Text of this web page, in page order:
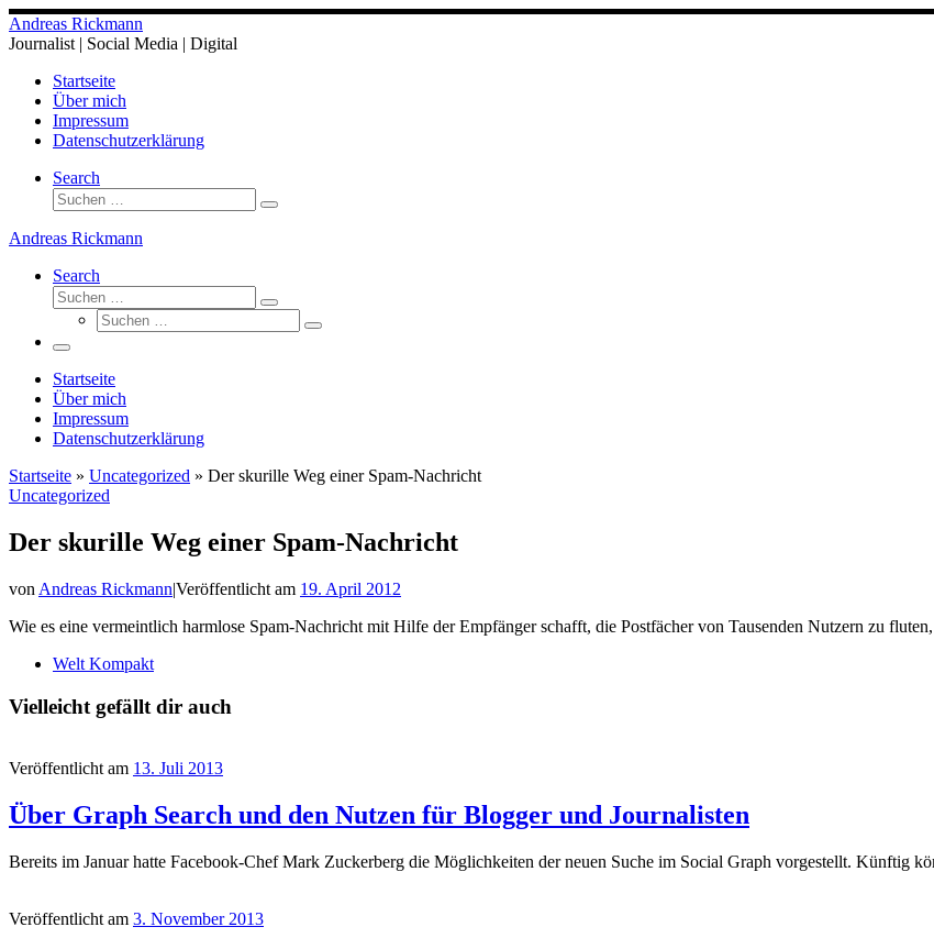
Zum
Inhalt
Andreas Rickmann
Journalist | Social Media | Digital
Startseite
Über mich
Impressum
Datenschutzerklärung
Search
Suche
Suchen …
Andreas Rickmann
Search
Suche
Suchen …
Suche
Suchen …
Menü
Startseite
Über mich
Impressum
Datenschutzerklärung
Startseite » Uncategorized » Der skurille Weg einer Spam-Nachricht
Uncategorized
Der skurille Weg einer Spam-Nachricht
von Andreas Rickmann|Veröffentlicht am 19. April 2012
Wie es eine vermeintlich harmlose Spam-Nachricht mit Hilfe der Empfänger schafft, die Postfächer von Tausenden Nutzern zu
Welt Kompakt
Vielleicht gefällt dir auch
Veröffentlicht am 13. Juli 2013
Über Graph Search und den Nutzen für Blogger und Journalisten
Bereits im Januar hatte Facebook-Chef Mark Zuckerberg die Möglichkeiten der neuen Suche im Social Graph vorgestellt. Künftig
Veröffentlicht am 3. November 2013